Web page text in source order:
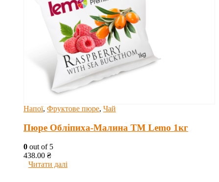
Напої, Фруктове пюре, Чай
Пюре Обліпиха-Малина ТМ Lemo 1кг
0 out of 5
438.00 ₴
Читати далі